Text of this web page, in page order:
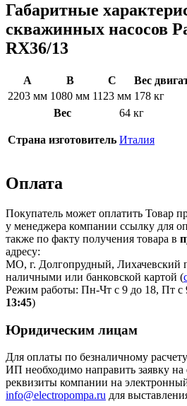
Габаритные
скважинных насосов
RX36/13
A B C Вес
2203 мм 1080 мм 1123 мм 178 кг
Вес
64 кг
Страна изготовитель Италия
Оплата
Покупатель может оплатить Товар
у менеджера компании ссылку для
также по факту получения товара в
адресу:
МО, г. Долгопрудный, Лихачевский
наличными или банковской картой (
Режим работы: Пн-Чт с 9 до 18, Пт с
13:45)
Юридическим лицам
Для оплаты по безналичному
ИП необходимо направить заявку на
реквизиты компании на
info@electropompa.ru для